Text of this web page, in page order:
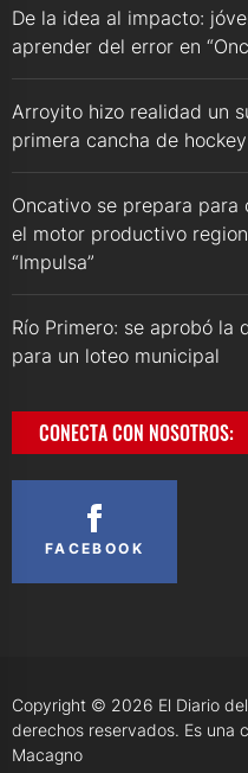
De la idea al impacto:
aprender del error en
Arroyito hizo realidad un
primera cancha de
Oncativo se prepara
el motor productivo
“Impulsa”
Río Primero: se aprobó la
para un loteo municipal
CONECTA CON NOSOTROS:
FACEBOOK
Copyright © 2026 El Diario
derechos reservados. Es una
Macagno